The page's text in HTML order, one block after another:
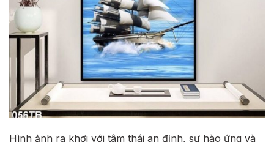
Hình ảnh ra khơi với tâm thái an định, sự hào ứng và